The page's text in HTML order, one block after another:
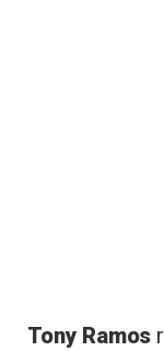
Tony Ramos